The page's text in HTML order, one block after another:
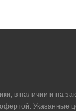
в наличии и на
Указанные